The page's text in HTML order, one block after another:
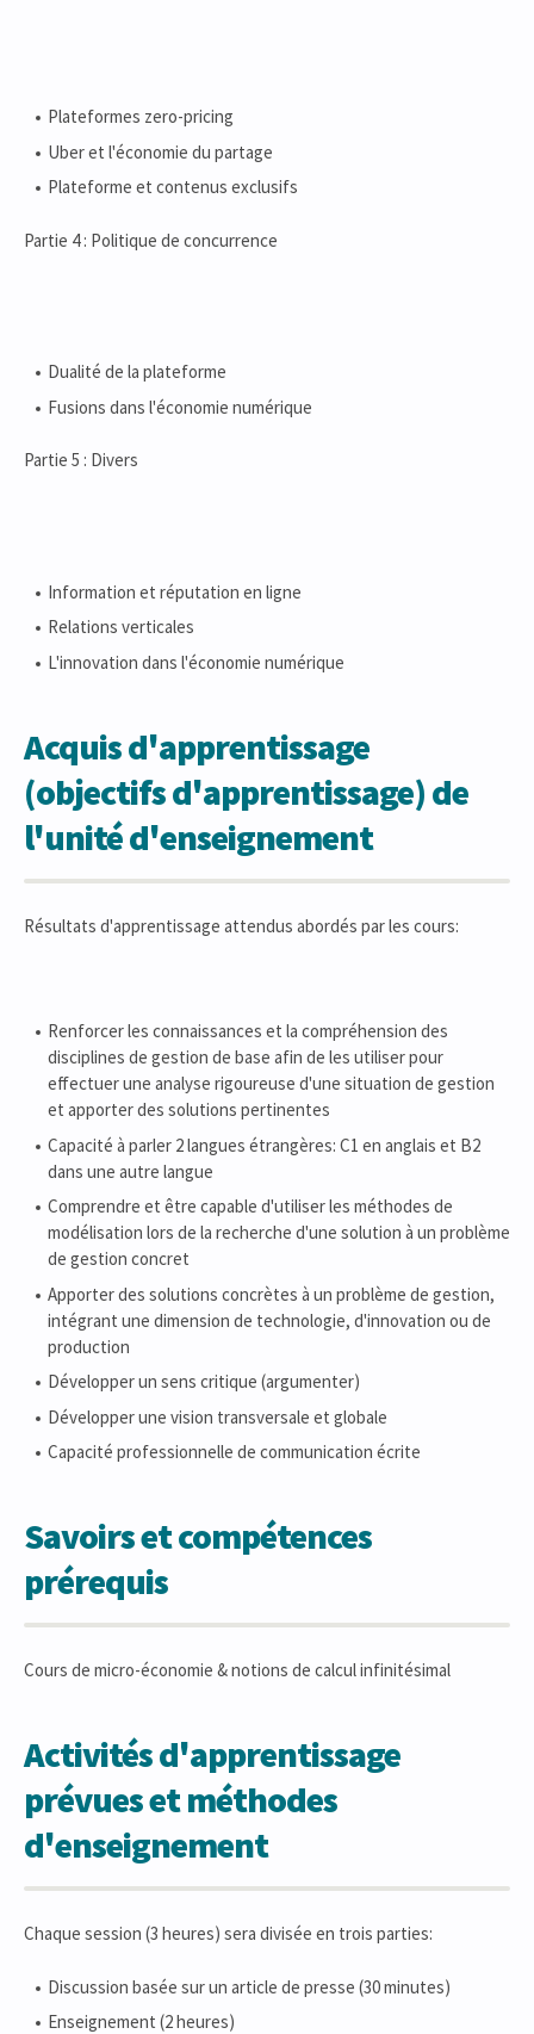
Plateformes zero-pricing
Uber et l'économie du partage
Plateforme et contenus exclusifs
Partie 4 : Politique de concurrence
Dualité de la plateforme
Fusions dans l'économie numérique
Partie 5 : Divers
Information et réputation en ligne
Relations verticales
L'innovation dans l'économie numérique
Acquis d'apprentissage
(objectifs d'apprentissage) de
l'unité d'enseignement
Résultats d'apprentissage attendus abordés par les cours:
Renforcer les connaissances et la compréhension des
disciplines de gestion de base afin de les utiliser pour
effectuer une analyse rigoureuse d'une situation de gestion
et apporter des solutions pertinentes
Capacité à parler 2 langues étrangères: C1 en anglais et B2
dans une autre langue
Comprendre et être capable d'utiliser les méthodes de
modélisation lors de la recherche d'une solution à un problème
de gestion concret
Apporter des solutions concrètes à un problème de gestion,
intégrant une dimension de technologie, d'innovation ou de
production
Développer un sens critique (argumenter)
Développer une vision transversale et globale
Capacité professionnelle de communication écrite
Savoirs et compétences
prérequis
Cours de micro-économie & notions de calcul infinitésimal
Activités d'apprentissage
prévues et méthodes
d'enseignement
Chaque session (3 heures) sera divisée en trois parties:
Discussion basée sur un article de presse (30 minutes)
Enseignement (2 heures)